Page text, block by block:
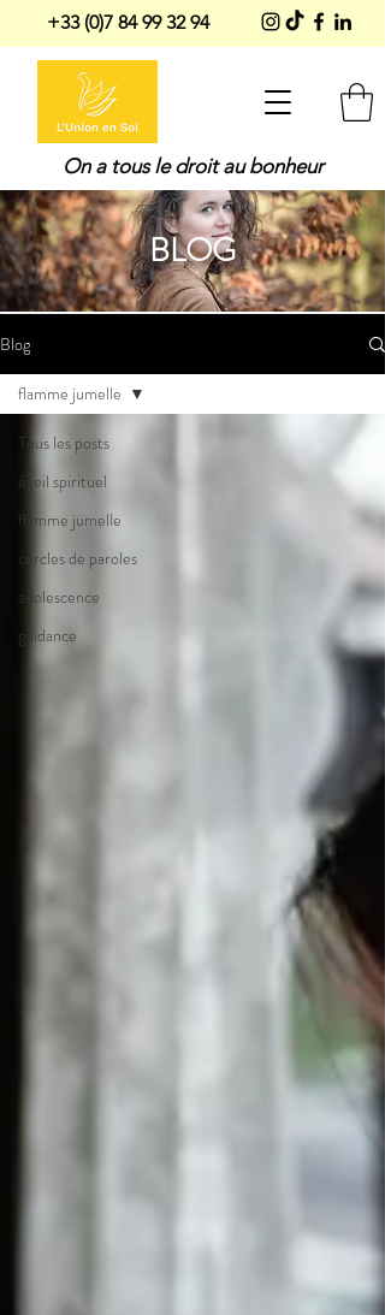
On a tous le droit au bonheur
+33 (0)7 84 99 32 94
BLOG
Blog
Tous les posts
éveil spirituel
flamme jumelle
cercles de paroles
adolescence
guidance
flamme jumelle